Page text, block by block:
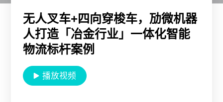
EN JP
DE
无人叉车+四向穿梭车，劢微机器
人打造「冶金行业」一体化智能
物流标杆案例
播放视频